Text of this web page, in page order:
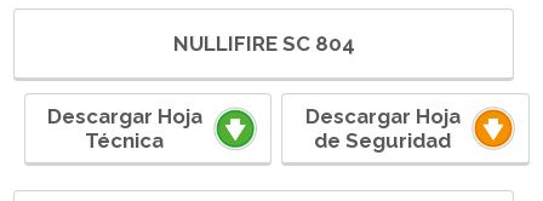
NULLIFIRE SC 804
Descargar Hoja
Técnica
Descargar Hoja
de Seguridad